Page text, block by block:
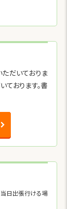
だいておりま
ております。書
日出張行ける場